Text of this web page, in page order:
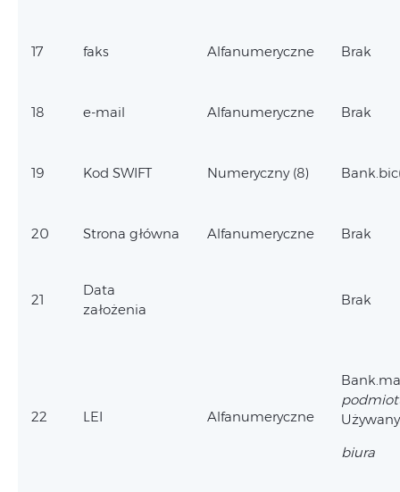
17 faks Alfanumeryczne Brak
18 e-mail Alfanumeryczne Brak
19 Kod SWIFT Numeryczny (8)
20 Strona główna Alfanumeryczne Brak
21
Data
założenia
Brak
22 LEI Alfanumeryczne
biura